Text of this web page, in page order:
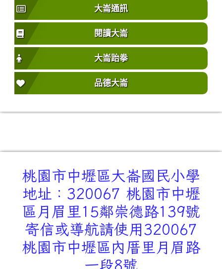
大崙通訊
閱讀大崙
大崙跆拳
品德大崙
桃園市中壢區大崙國民小學
地址：320067 桃園市中壢
區月眉里15鄰崇德路139號
寄信或導航請使用320067
桃園市中壢區內厝里月眉路
一段8號